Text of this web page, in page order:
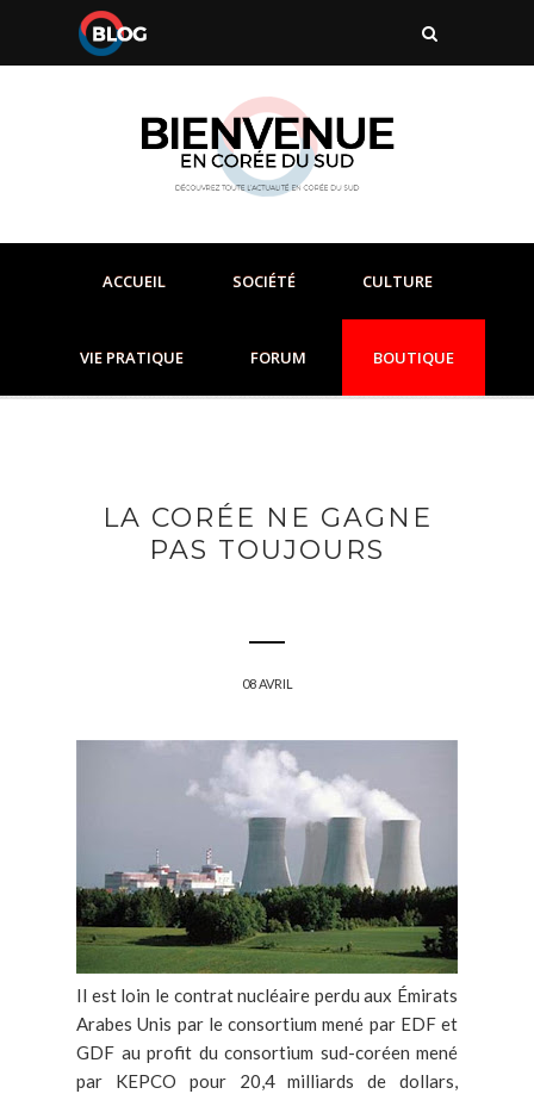
ACCUEIL SOCIÉTÉ CULTURE
VIE PRATIQUE FORUM BOUTIQUE
LA CORÉE NE GAGNE
PAS TOUJOURS
08 AVRIL
Il est loin le contrat nucléaire perdu aux Émirats
Arabes Unis par le consortium mené par EDF et
GDF au profit du consortium sud-coréen mené
par KEPCO pour 20,4 milliards de dollars,